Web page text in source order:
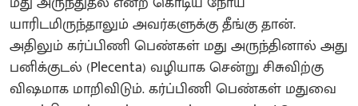
யாரிடமிருந்தாலும் அவர்களுக்கு தீங்கு தான்.
அதிலும் கர்ப்பிணி பெண்கள் மது அருந்தினால் அது
பனிக்குடல் (Plecenta) வழியாக சென்று சிசுவிற்கு
விஷமாக மாறிவிடும். கர்ப்பிணி பெண்கள் மதுவை